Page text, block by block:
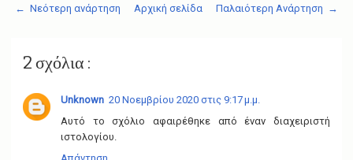
← Νεότερη ανάρτηση Παλαιότερη Ανάρτηση →
Αρχική σελίδα
2 σχόλια :
Unknown 20 Νοεμβρίου 2020 στις 9:17 μ.μ.
Αυτό το σχόλιο αφαιρέθηκε από έναν διαχειριστή
ιστολογίου.
Απάντηση